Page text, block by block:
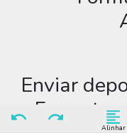
Alinhar
Enviar